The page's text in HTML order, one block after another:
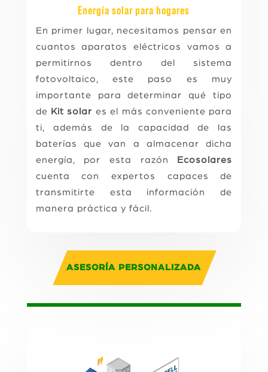
Energía solar para hogares
En primer lugar, necesitamos pensar en
cuantos aparatos eléctricos vamos a
permitirnos dentro del sistema
fotovoltaico, este paso es muy
importante para determinar qué tipo
de Kit solar es el más conveniente para
ti, además de la capacidad de las
baterías que van a almacenar dicha
energía, por esta razón
Ecosolares
cuenta con expertos capaces de
transmitirte esta información de
manera práctica y fácil.
ASESORÍA PERSONALIZADA